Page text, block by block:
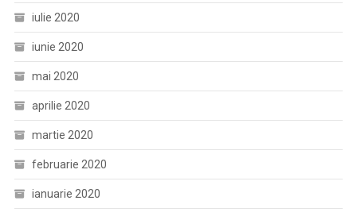
iulie 2020
iunie 2020
mai 2020
aprilie 2020
martie 2020
februarie 2020
ianuarie 2020